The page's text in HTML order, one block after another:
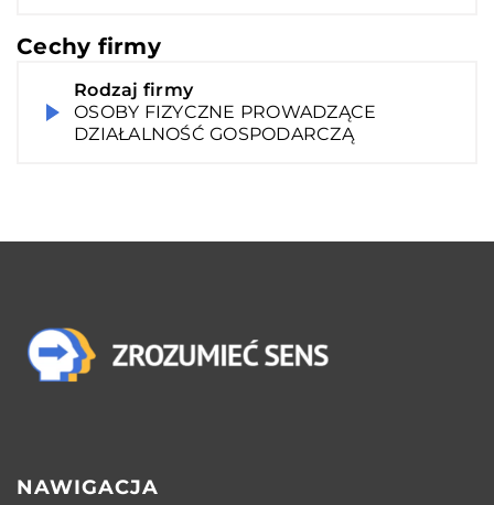
Cechy firmy
Rodzaj firmy
OSOBY FIZYCZNE PROWADZĄCE
DZIAŁALNOŚĆ GOSPODARCZĄ
NAWIGACJA